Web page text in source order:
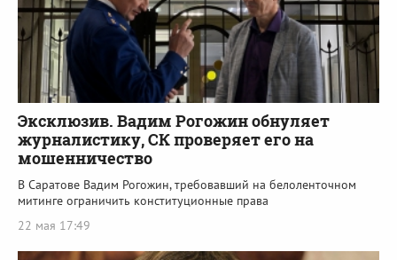
Эксклюзив. Вадим Рогожин обнуляет
журналистику, СК проверяет его на
мошенничество
В Саратове Вадим Рогожин, требовавший на белоленточном
митинге ограничить конституционные права
22 мая 17:49